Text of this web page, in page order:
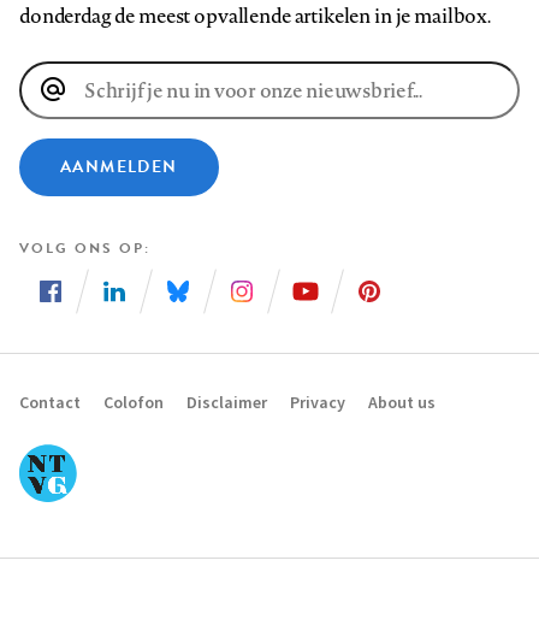
donderdag de meest opvallende artikelen in je mailbox.
E-
mailadres
AANMELDEN
VOLG ONS OP
ons
op
ons
op
ons
ons
op
ons
op
ons
op
Footer
navigation
Contact Colofon Disclaimer Privacy About us